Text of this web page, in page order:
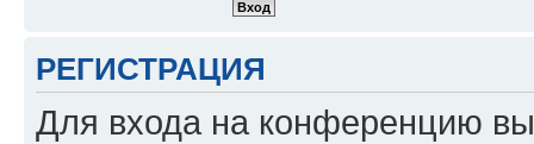
РЕГИСТРАЦИЯ
Для входа на конференцию